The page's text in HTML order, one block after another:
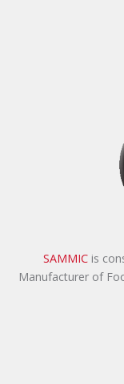
SAMMIC is
Manufacturer of